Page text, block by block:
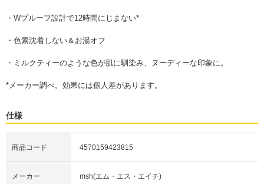
・Wプルーフ設計で12時間にじまない*
・色素沈着しない＆お湯オフ
・ミルクティーのような色が肌に馴染み、ヌーディーな印象に。
*メーカー調べ。効果には個人差があります。
仕様
商品コード 4570159423815
メーカー msh(エム・エス・エイチ)